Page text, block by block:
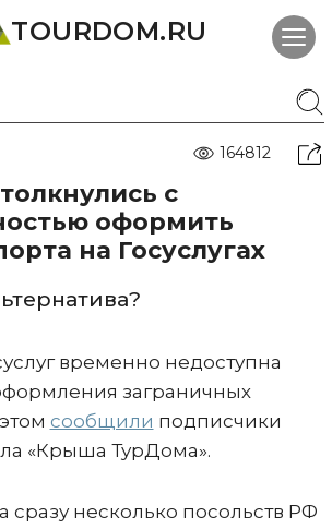
TOURDOM.RU
164812
с
оформить
на Госуслугах
временно недоступна
заграничных
сообщили подписчики
«Крыша ТурДома».
сразу несколько посольств РФ